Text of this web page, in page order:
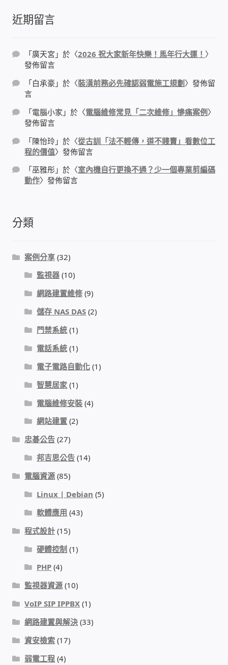
租屋維修、租屋安全
智慧電錶、儲值、雲端 電子式電錶
公用房間插卡計費方案
充電樁
線上網路購物
我的帳號
結帳
購物車
退款和退貨政策
近期留言
「廣天宮 」於〈2026 祝大家新年快樂！馬年行大運！ 〉
發佈留言
「白承豪 」於〈裝潢前務必先確認弱電施工規劃〉發佈留
言
「電腦小家 」於〈電腦維修常見「二次維修」慘痛案例〉
發佈留言
「陳怡玲 」於〈從古訓「法不輕傳，道不賤賣」看數位工
程的價值〉發佈留言
「巫雅彤 」於〈室內機自行更換不通？少一個專業剪編碼
動作〉發佈留言
分類
案例分享 (32)
監視器 (10)
網路建置維修 (9)
儲存 NAS DAS (2)
門禁系統 (1)
電話系統 (1)
電子電路自動化 (1)
智慧居家 (1)
電腦維修安裝 (4)
網站建置 (2)
忠碁公告 (27)
邦吉思公告 (14)
電腦資源 (85)
Linux | Debian (5)
軟體應用 (43)
程式設計 (15)
硬體控制 (1)
PHP (4)
監視器資源 (10)
VoIP SIP IPPBX (1)
網路建置與解決 (33)
資安檢索 (17)
弱電工程 (4)